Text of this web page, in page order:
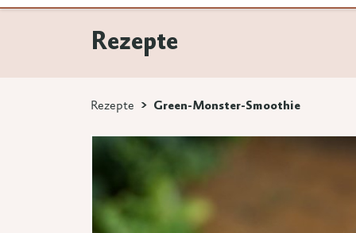
Rezepte
Rezepte Green-Monster-Smoothie